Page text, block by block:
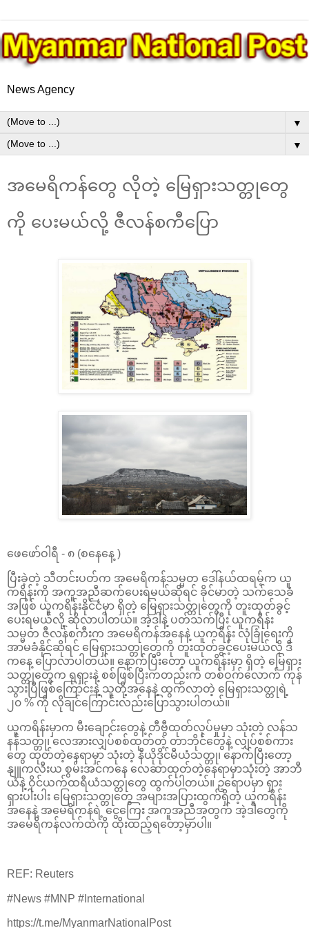
News Agency
▼
▼
အမေရိကန်တွေ လိုတဲ့ မြေရှားသတ္တုတွေ
ကို ပေးမယ်လို့ ဇီလန်စကီပြော
ဖေဖော်ဝါရီ - ၈ (စနေနေ့ )
ပြီးခဲ့တဲ့ သီတင်းပတ်က အမေရိကန်သမ္မတ ဒေါ်နယ်ထရမ့်က ယူ
ကရိန်းကို အကူအညီဆက်ပေးရမယ်ဆိုရင် ခိုင်မာတဲ့ သက်သေခံ
အဖြစ် ယူကရိန်းနိုင်ငံမှာ ရှိတဲ့ မြေရှားသတ္တုတွေကို တူးထုတ်ခွင့်
ပေးရမယ်လို့ ဆိုလာပါတယ်။ အဲ့ဒါနဲ့ ပတ်သက်ပြီး ယူကရိန်း
သမ္မတ ဇီလန်စကီးက အမေရိကန်အနေနဲ့ ယူကရိန်း လုံခြုံရေးကို
အာမခံနိုင်ဆိုရင် မြေရှားသတ္တုတွေကို တူးထုတ်ခွင့်ပေးမယ်လို ဒီ
ကနေ့ ပြောလာပါတယ်။ နောက်ပြီးတော့ ယူကရိန်းမှာ ရှိတဲ့ မြေရှား
သတ္တုတွေက ရုရှားနဲ့ စစ်ဖြစ်ပြီးကတည်းက တစ်ဝက်လောက် ကုန်
သွားပြီဖြစ်ကြောင်းနဲ့ သူတို့အနေနဲ့ ထွက်လာတဲ့ မြေရှားသတ္တုရဲ့
၂၀ % ကို လိုချင်ကြောင်းလည်းပြောသွားပါတယ်။
ယူကရိန်းမှာက မီးချောင်းတွေနဲ့ တီဗွီထုတ်လုပ်မှုမှာ သုံးတဲ့ လန်သ
နန်သတ္တု၊ လေအားလျှပ်စစ်ထုတ်တဲ့ တာဘိုင်တွေနဲ့ လျှပ်စစ်ကား
တွေ ထုတ်တဲ့နေရာမှာ သုံးတဲ့ နီယိုဒိုင်မီယံသတ္တု၊ နောက်ပြီးတော့
နျူကလီးယ စွမ်းအင်ကနေ လေဆာထုတ်တဲ့နေရာမှာသုံးတဲ့ အာဘီ
ယံနဲ့ ဝိုင်ယက်ထရီယံသတ္တုတွေ ထွက်ပါတယ်။ ဥရောပမှာ ရှား
ရှားပါးပါး မြေရှားသတ္တုတွေ အများအပြားထွက်ရှိတဲ့ ယူကရိန်း
အနေနဲ့ အမေရိကန်ရဲ့ ငွေကြေး အကူအညီအတွက် အဲ့ဒါတွေကို
အမေရိကန်လက်ထဲကို ထိုးထည့်ရတော့မှာပါ။
REF: Reuters
#News #MNP #International
https://t.me/MyanmarNationalPost